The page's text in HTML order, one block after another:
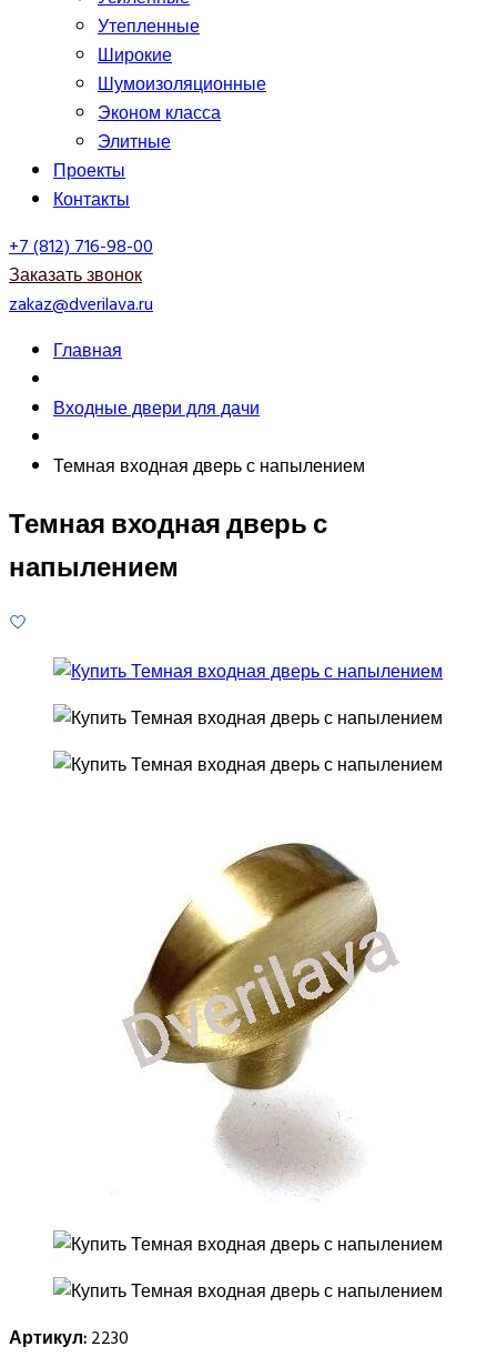
Утепленные
Широкие
Шумоизоляционные
Эконом класса
Элитные
Проекты
Контакты
+7 (812) 716-98-00
Заказать звонок
zakaz@dverilava.ru
Главная
Входные двери для дачи
Темная входная дверь с напылением
Темная входная дверь с
напылением
Артикул:2230